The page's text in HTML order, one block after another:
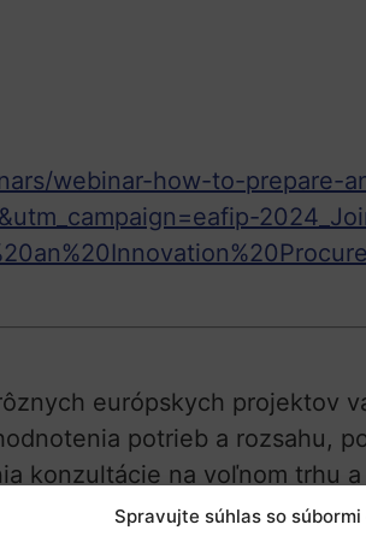
Spravujte súhlas so súbormi
webinar-how-to-prepare-
európskych projektov
potrieb a rozsahu,
konzultácie na voľnom trhu
súťažných